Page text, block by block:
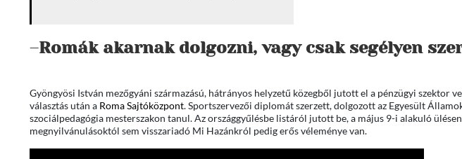
–Romák akarnak dolgozni, vagy csak segélyen
Gyöngyösi István mezőgyáni származású, hátrányos helyzetű közegből jutott el a pénzügyi szektor
választás után a Roma Sajtóközpont. Sportszervezői diplomát szerzett, dolgozott az Egyesült
szociálpedagógia mesterszakon tanul. Az országgyűlésbe listáról jutott be, a május 9-i alakuló
megnyilvánulásoktól sem visszariadó Mi Hazánkról pedig erős véleménye van.